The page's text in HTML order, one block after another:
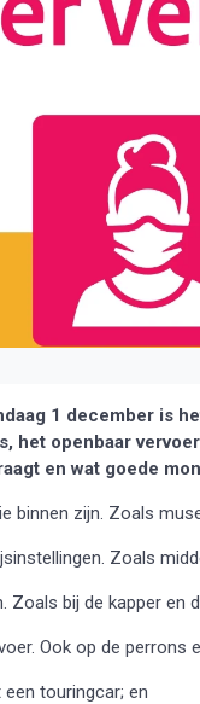
1 december is
het openbaar
en wat goede
binnen zijn. Zoals
Zoals
Zoals bij de kapper en
Ook op de perrons
touringcar; en